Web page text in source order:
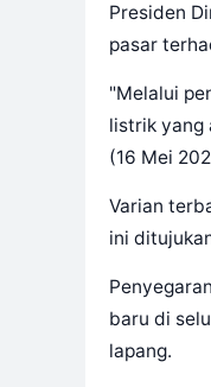
Presiden
pasar
"Melalui
listrik yang
(16 Mei
Varian
ini
baru di
lapang.